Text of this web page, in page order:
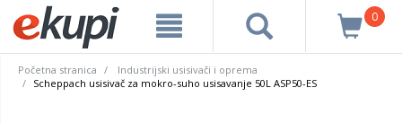
0
Početna stranica
Industrijski usisivači i oprema
Scheppach usisivač za mokro-suho usisavanje 50L ASP50-ES